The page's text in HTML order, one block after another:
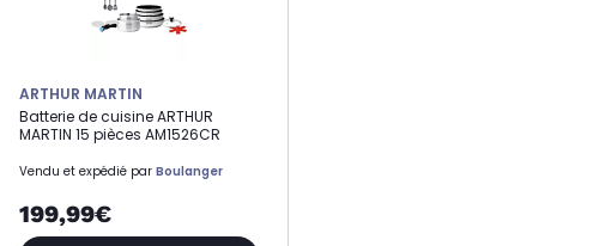
ARTHUR MARTIN
Batterie de cuisine ARTHUR
MARTIN 15 pièces AM1526CR
Vendu et expédié par Boulanger
199,99€